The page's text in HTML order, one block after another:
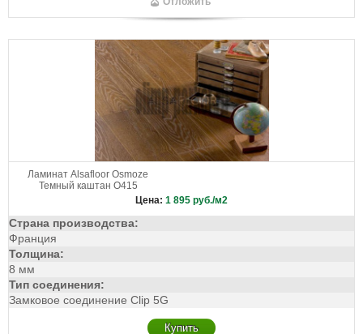
Ламинат Alsafloor Osmoze
Темный каштан O415
Цена: 1 895 руб./м2
Страна производства:
Франция
Толщина:
8 мм
Тип соединения:
Замковое соединение Clip 5G
Купить